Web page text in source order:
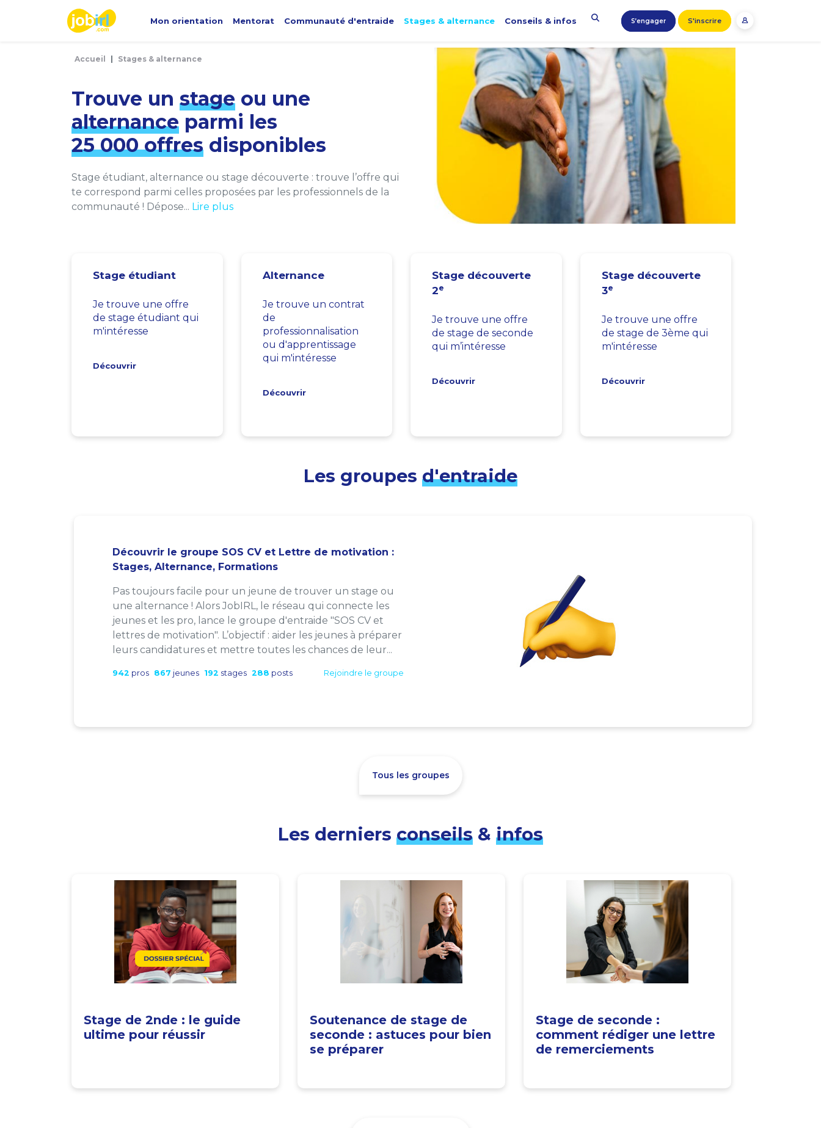
Mon orientation Mentorat Communauté d'entraide Stages & alternance Conseils & infos S’engager S'inscrire
Accueil Stages & alternance
Trouve un stage ou une
alternance parmi les
25 000 offres disponibles
Stage étudiant, alternance ou stage découverte : trouve l’offre qui
te correspond parmi celles proposées par les professionnels de la
communauté ! Dépose... Lire plus
Stage étudiant
Je trouve une offre
de stage étudiant qui
m'intéresse
Découvrir
Alternance
Je trouve un contrat
de
professionnalisation
ou d'apprentissage
qui m'intéresse
Découvrir
Stage découverte
2e
Je trouve une offre
de stage de seconde
qui m’intéresse
Découvrir
Stage découverte
3e
Je trouve une offre
de stage de 3ème qui
m'intéresse
Découvrir
Les groupes d'entraide
Découvrir le groupe SOS CV et Lettre de motivation :
Stages, Alternance, Formations
Pas toujours facile pour un jeune de trouver un stage ou
une alternance ! Alors JobIRL, le réseau qui connecte les
jeunes et les pro, lance le groupe d'entraide "SOS CV et
lettres de motivation". L’objectif : aider les jeunes à préparer
leurs candidatures et mettre toutes les chances de leur...
942 pros 867 jeunes 192 stages 288 posts Rejoindre le groupe
Tous les groupes
Les derniers conseils & infos
Stage de 2nde : le guide
ultime pour réussir
Soutenance de stage de
seconde : astuces pour bien
se préparer
Stage de seconde :
comment rédiger une lettre
de remerciements
Panneau de gestion des cookies